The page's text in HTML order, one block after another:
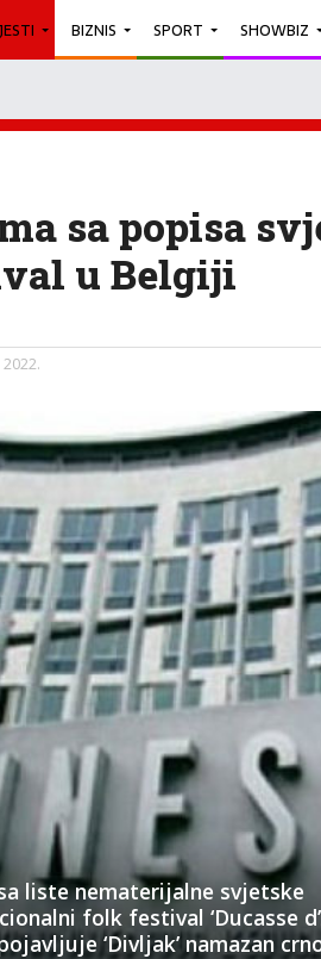
BIZNIS SPORT SHOWBIZ
sa popisa
u Belgiji
liste nematerijalne svjetske
folk festival ‘Ducasse
‘Divljak’ namazan